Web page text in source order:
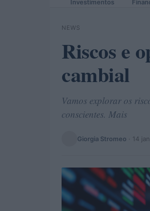
Investimentos
NEWS
Riscos e
cambial
Vamos explorar os
conscientes. Mais
Giorgia Stromeo · 14